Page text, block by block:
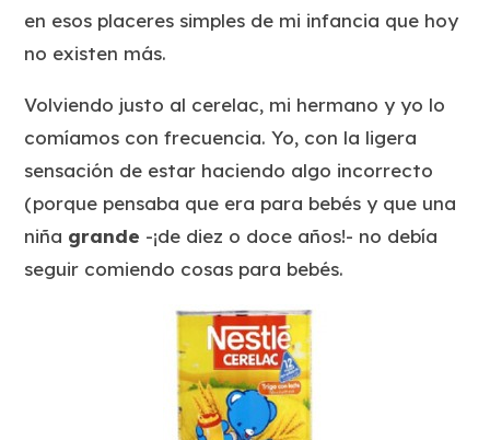
en esos placeres simples de mi infancia que hoy
no existen más.
Volviendo justo al cerelac, mi hermano y yo lo
comíamos con frecuencia. Yo, con la ligera
sensación de estar haciendo algo incorrecto
(porque pensaba que era para bebés y que una
niña grande -¡de diez o doce años!- no debía
seguir comiendo cosas para bebés.